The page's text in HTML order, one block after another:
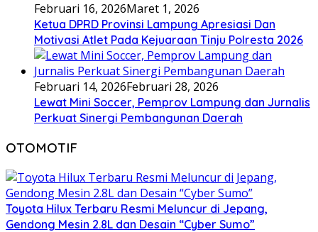
Februari 16, 2026Maret 1, 2026
Ketua DPRD Provinsi Lampung Apresiasi Dan
Motivasi Atlet Pada Kejuaraan Tinju Polresta 2026
Februari 14, 2026Februari 28, 2026
Lewat Mini Soccer, Pemprov Lampung dan Jurnalis
Perkuat Sinergi Pembangunan Daerah
OTOMOTIF
Toyota Hilux Terbaru Resmi Meluncur di Jepang,
Gendong Mesin 2.8L dan Desain “Cyber Sumo”